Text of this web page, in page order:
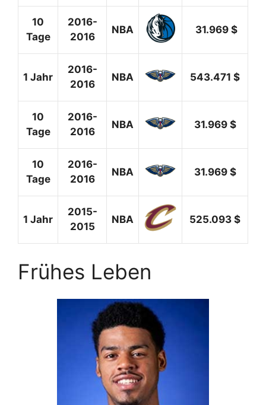
10
Tage
2016-
2016
NBA 31.969 $
1 Jahr
2016-
2016
NBA 543.471 $
10
Tage
2016-
2016
NBA 31.969 $
10
Tage
2016-
2016
NBA 31.969 $
1 Jahr
2015-
2015
NBA 525.093 $
Frühes Leben